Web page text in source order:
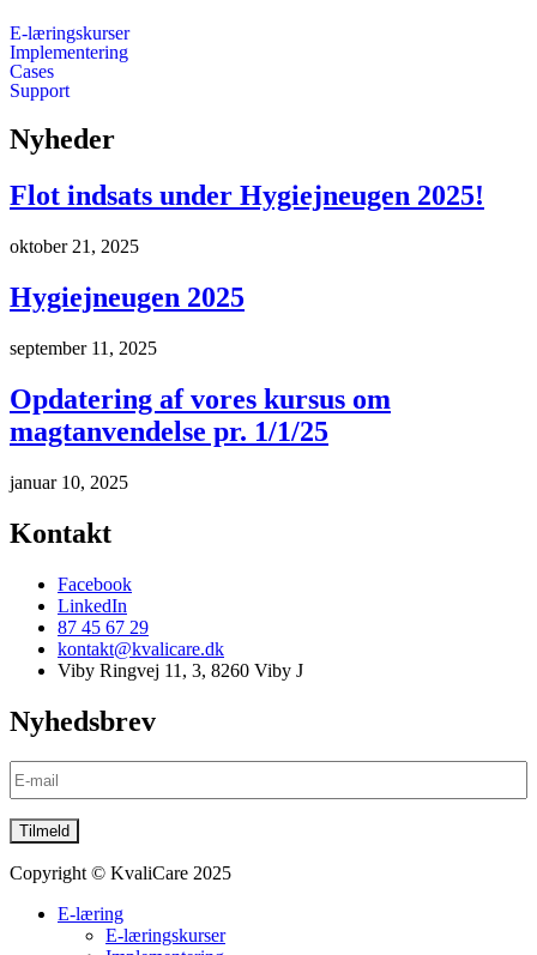
E-læringskurser
Implementering
Cases
Support
Nyheder
Flot indsats under Hygiejneugen 2025!
oktober 21, 2025
Hygiejneugen 2025
september 11, 2025
Opdatering af vores kursus om
magtanvendelse pr. 1/1/25
januar 10, 2025
Kontakt
Facebook
LinkedIn
87 45 67 29
kontakt@kvalicare.dk
Viby Ringvej 11, 3, 8260 Viby J
Nyhedsbrev
Copyright © KvaliCare 2025
E-læring
E-læringskurser